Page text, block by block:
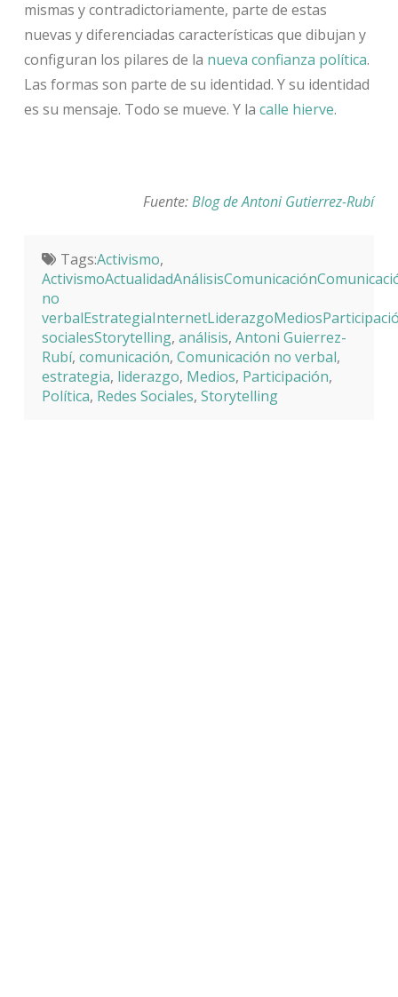
mismas y contradictoriamente, parte de estas
nuevas y diferenciadas características que dibujan y
configuran los pilares de la nueva confianza política.
Las formas son parte de su identidad. Y su identidad
es su mensaje. Todo se mueve. Y la calle hierve.
Fuente:Blog de Antoni Gutierrez-Rubí
Tags:Activismo,
no
socialesStorytelling, análisis, Antoni Guierrez-
Rubí, comunicación, Comunicación no verbal,
estrategia, liderazgo, Medios, Participación,
Política, Redes Sociales, Storytelling